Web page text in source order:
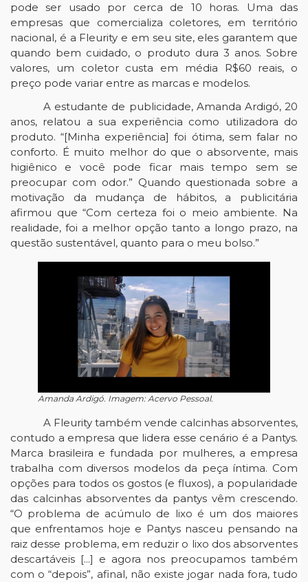
pode ser usado por cerca de 10 horas. Uma das
empresas que comercializa coletores, em território
nacional, é a Fleurity e em seu site, eles garantem que
quando bem cuidado, o produto dura 3 anos. Sobre
valores, um coletor custa em média R$60 reais, o
preço pode variar entre as marcas e modelos.
A estudante de publicidade, Amanda Ardigó, 20
anos, relatou a sua experiência como utilizadora do
produto. “[Minha experiência] foi ótima, sem falar no
conforto. É muito melhor do que o absorvente, mais
higiênico e você pode ficar mais tempo sem se
preocupar com odor.” Quando questionada sobre a
motivação da mudança de hábitos, a publicitária
afirmou que “Com certeza foi o meio ambiente. Na
realidade, foi a melhor opção tanto a longo prazo, na
questão sustentável, quanto para o meu bolso.”
Amanda Ardigó. Imagem: Acervo Pessoal.
A Fleurity também vende calcinhas absorventes,
contudo a empresa que lidera esse cenário é a Pantys.
Marca brasileira e fundada por mulheres, a empresa
trabalha com diversos modelos da peça íntima. Com
opções para todos os gostos (e fluxos), a popularidade
das calcinhas absorventes da pantys vêm crescendo.
“O problema de acúmulo de lixo é um dos maiores
que enfrentamos hoje e Pantys nasceu pensando na
raiz desse problema, em reduzir o lixo dos absorventes
descartáveis [...] e agora nos preocupamos também
com o “depois”, afinal, não existe jogar nada fora, tudo